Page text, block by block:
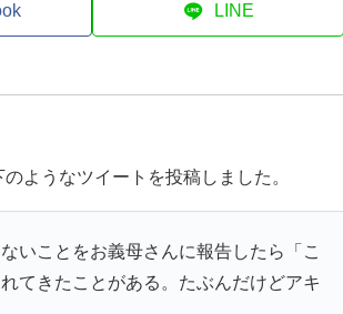
LINE
ようなツイートを投稿しました。
いことをお義母さんに報告したら「こ
てきたことがある。たぶんだけどアキ